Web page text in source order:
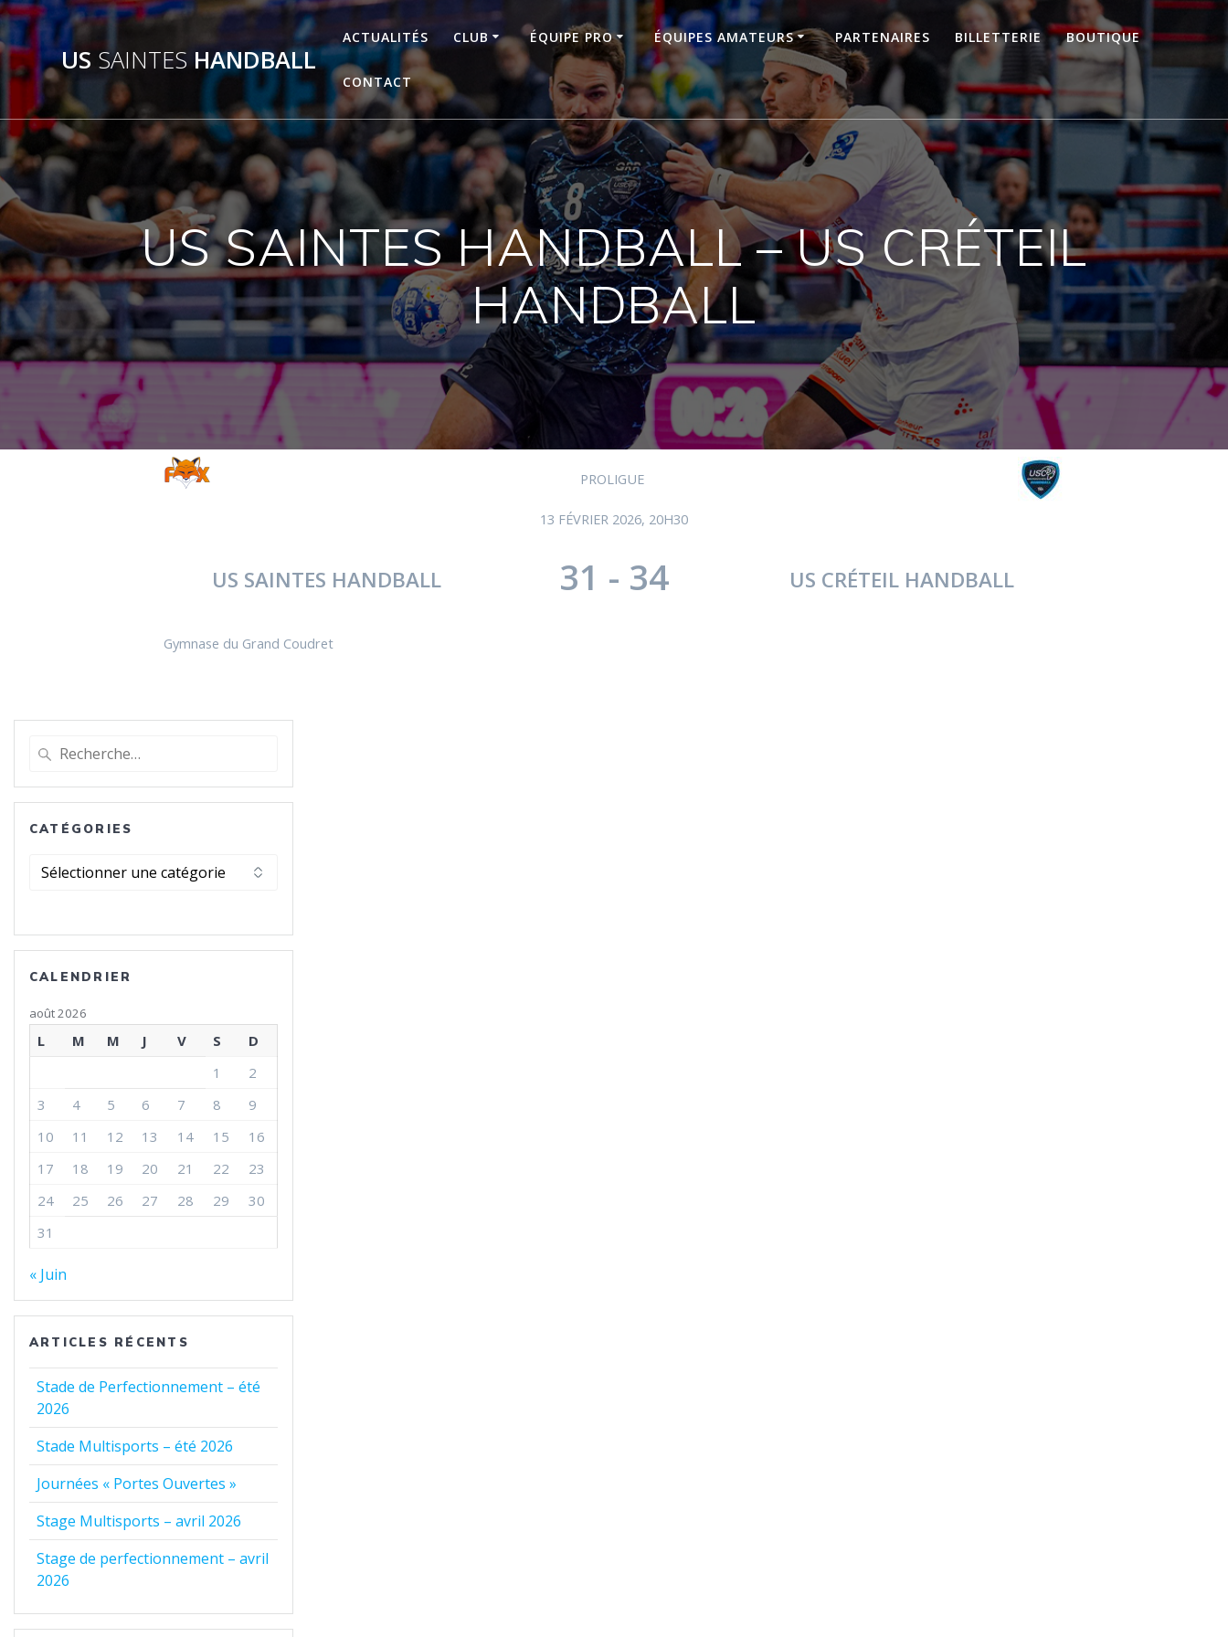
Passer
contenu US SAINTESHANDBALL
ACTUALITÉS CLUB ÉQUIPE PRO ÉQUIPES AMATEURS PARTENAIRES BILLETTERIE BOUTIQUE
CONTACT
US SAINTES HANDBALL – US CRÉTEIL
HANDBALL
PROLIGUE
13 FÉVRIER 2026, 20H30
US SAINTES HANDBALL 31 - 34 US CRÉTEIL HANDBALL
Gymnase du Grand Coudret
Recherche
:
CATÉGORIES
Catégories
CALENDRIER
août 2026
L M M J V S
D
1
2
3
4 5 6 7 8
9
10
11 12 13 14 15
16
17
18 19 20 21 22
23
24
25 26 27 28 29
30
31
« Juin
ARTICLES RÉCENTS
Stade de Perfectionnement – été
2026
Stade Multisports – été 2026
Journées « Portes Ouvertes »
Stage Multisports – avril 2026
Stage de perfectionnement – avril
2026